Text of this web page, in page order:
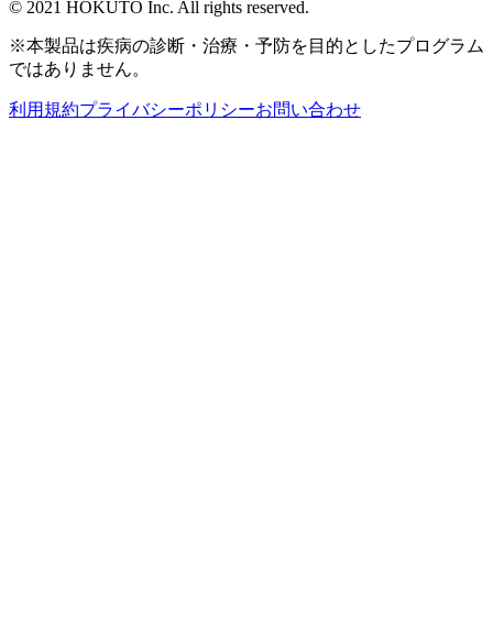
© 2021 HOKUTO Inc. All rights reserved.
※本製品は疾病の診断・治療・予防を目的としたプログラム
ではありません。
利用規約プライバシーポリシーお問い合わせ